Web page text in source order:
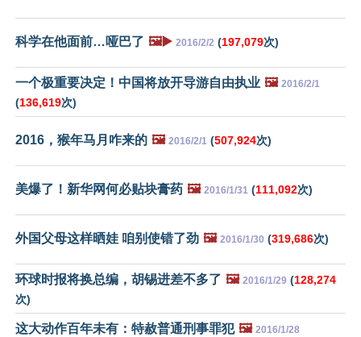
科学在他面前…哑巴了 🖼️▶️ 2016/2/2 (197,079次)
一个极重要决定！中国将放开导游自由执业 🖼️ 2016/2/1
(136,619次)
2016，猴年马月咋来的 🖼️ 2016/2/1 (507,924次)
美爆了！新华网何必贴块膏药 🖼️ 2016/1/31 (111,092次)
外国父母这样晒娃 咱别使错了劲 🖼️ 2016/1/30 (319,686次)
环球时报将换总编，胡锡进差不多了 🖼️ 2016/1/29 (128,274
次)
这大动作百年未有：特赦普通刑事罪犯 🖼️ 2016/1/28